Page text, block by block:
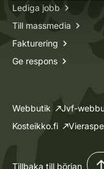
Lediga jobb
Till massmedia
Fakturering
Ge respons
Webbutik Jvf-
Kosteikko.fi
Tillbaka till början